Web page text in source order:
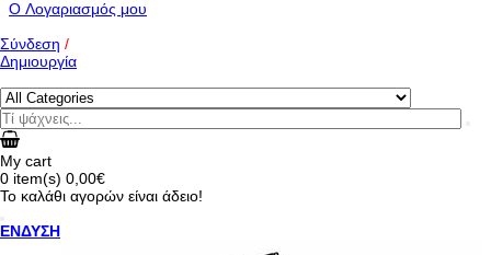
O Λογαριασμός μου
Σύνδεση /
Δημιουργία
My cart
0 item(s) 0,00€
Το καλάθι αγορών είναι άδειο!
ΕΝΔΥΣΗ